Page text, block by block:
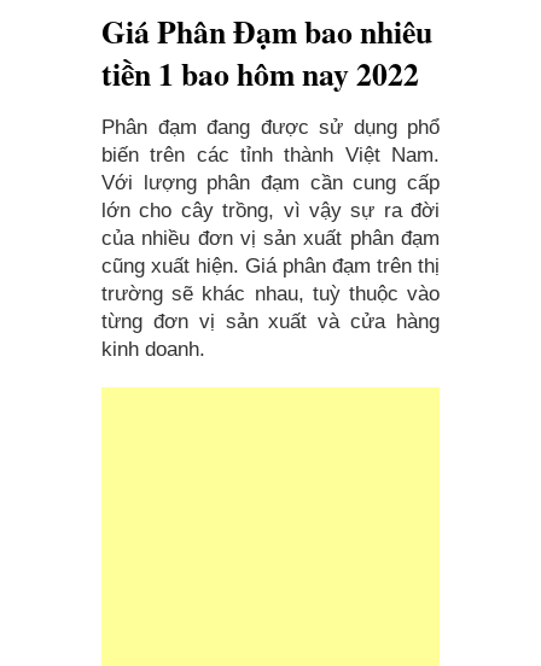
Giá Phân Đạm bao nhiêu
tiền 1 bao hôm nay 2022
Phân đạm đang được sử dụng phổ
biến trên các tỉnh thành Việt Nam.
Với lượng phân đạm cần cung cấp
lớn cho cây trồng, vì vậy sự ra đời
của nhiều đơn vị sản xuất phân đạm
cũng xuất hiện. Giá phân đạm trên thị
trường sẽ khác nhau, tuỳ thuộc vào
từng đơn vị sản xuất và cửa hàng
kinh doanh.